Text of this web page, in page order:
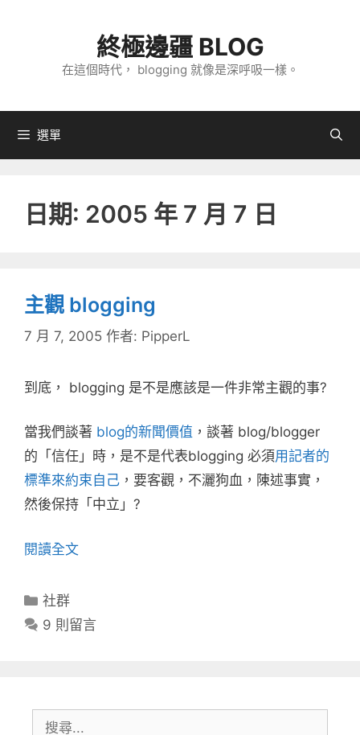
內
終極邊疆 BLOG
在這個時代， blogging 就像是深呼吸一樣。
選單
日期: 2005 年 7 月 7 日
主觀 blogging
7 月 7, 2005 作者: PipperL
到底， blogging 是不是應該是一件非常主觀的事?
當我們談著 blog的新聞價值 ，談著 blog/blogger
的「信任」時，是不是代表blogging 必須用記者的
標準來約束自己 ，要客觀，不灑狗血，陳述事實，
然後保持「中立」?
閱讀全文
分
類
社群
9 則留言